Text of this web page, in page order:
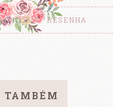
LEVY RESENHA
TAMBÉM